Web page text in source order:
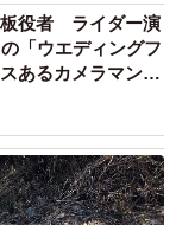
板役者 ライダー演
「ウエディングフ
あるカメラマン求